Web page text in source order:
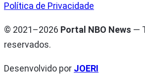
Política de Privacidade
© 2021–2026 Portal NBO News —
reservados.
Desenvolvido por JOERI